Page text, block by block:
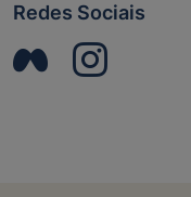
Redes Sociais